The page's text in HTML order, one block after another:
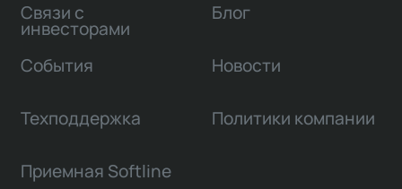
Связи с
инвесторами
Блог
События Новости
Техподдержка Политики компании
Приемная Softline